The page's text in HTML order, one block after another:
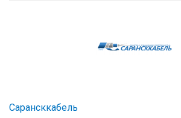
Сарансккабель